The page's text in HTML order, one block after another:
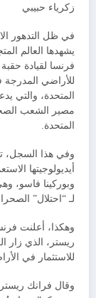
زكرياء حبيبي
في ظل التدهور
يشهدها العالم
فرنسا لقيادة
للأراضي المدرجة
المتحدة، والتي
مصير الشعب
المتحدة.
وفي هذا السجل،
أيديولوجيتها
وبوركينا فاسو،
لـ “احتلال”
وهكذا، أعلنت
للاستثمار في
وقال فرانك